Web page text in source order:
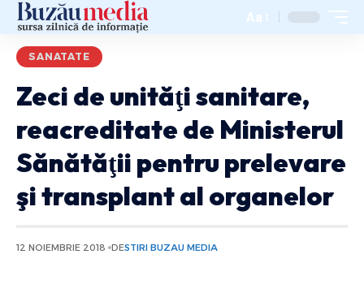
Aa
SANATATE
Zeci de unităţi sanitare,
reacreditate de Ministerul
Sănătăţii pentru prelevare
şi transplant al organelor
12 NOIEMBRIE 2018 DESTIRI BUZAU MEDIA